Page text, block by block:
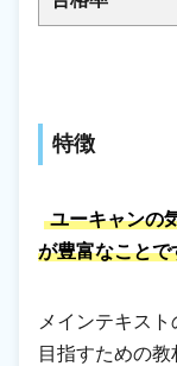
特徴
ユーキャンの
が豊富なことで
メインテキス
目指すための教